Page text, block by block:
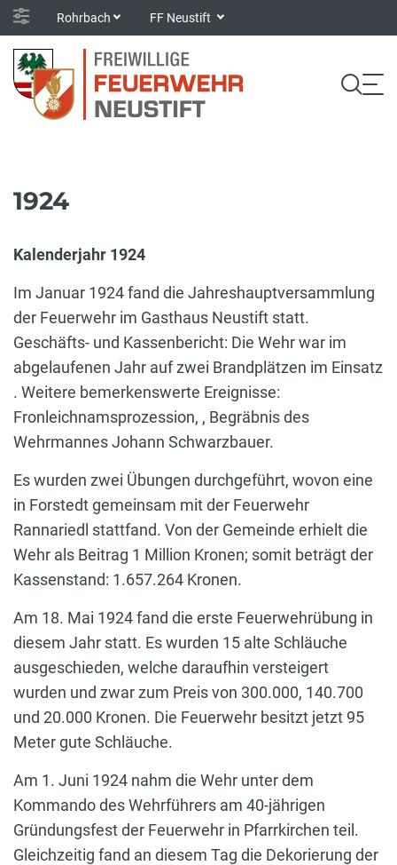
Rohrbach FF Neustift
1924
Kalenderjahr 1924
Im Januar 1924 fand die Jahreshauptversammlung
der Feuerwehr im Gasthaus Neustift statt.
Geschäfts- und Kassenbericht: Die Wehr war im
abgelaufenen Jahr auf zwei Brandplätzen im Einsatz
. Weitere bemerkenswerte Ereignisse:
Fronleichnamsprozession, , Begräbnis des
Wehrmannes Johann Schwarzbauer.
Es wurden zwei Übungen durchgeführt, wovon eine
in Forstedt gemeinsam mit der Feuerwehr
Rannariedl stattfand. Von der Gemeinde erhielt die
Wehr als Beitrag 1 Million Kronen; somit beträgt der
Kassenstand: 1.657.264 Kronen.
Am 18. Mai 1924 fand die erste Feuerwehrübung in
diesem Jahr statt. Es wurden 15 alte Schläuche
ausgeschieden, welche daraufhin versteigert
wurden und zwar zum Preis von 300.000, 140.700
und 20.000 Kronen. Die Feuerwehr besitzt jetzt 95
Meter gute Schläuche.
Am 1. Juni 1924 nahm die Wehr unter dem
Kommando des Wehrführers am 40-jährigen
Gründungsfest der Feuerwehr in Pfarrkirchen teil.
Gleichzeitig fand an diesem Tag die Dekorierung der